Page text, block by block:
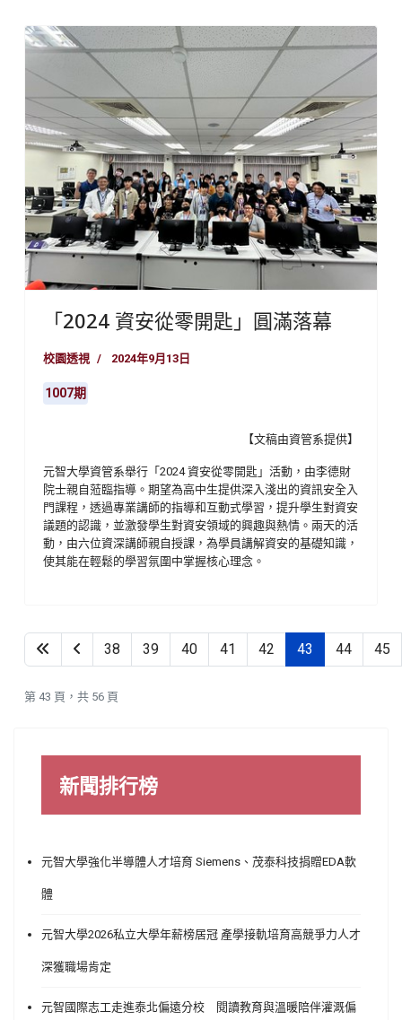
「2024 資安從零開匙」圓滿落幕
校園透視 2024年9月13日
1007期
【文稿由資管系提供】
元智大學資管系舉行「2024 資安從零開匙」活動，由李德財
院士親自蒞臨指導。期望為高中生提供深入淺出的資訊安全入
門課程，透過專業講師的指導和互動式學習，提升學生對資安
議題的認識，並激發學生對資安領域的興趣與熱情。兩天的活
動，由六位資深講師親自授課，為學員講解資安的基礎知識，
使其能在輕鬆的學習氛圍中掌握核心理念。
38 39 40 41 42 43 44 45
第 43 頁，共 56 頁
新聞排行榜
元智大學強化半導體人才培育 Siemens、茂泰科技捐贈EDA軟
體
元智大學2026私立大學年薪榜居冠 產學接軌培育高競爭力人才
深獲職場肯定
元智國際志工走進泰北偏遠分校 閱讀教育與溫暖陪伴灌溉偏